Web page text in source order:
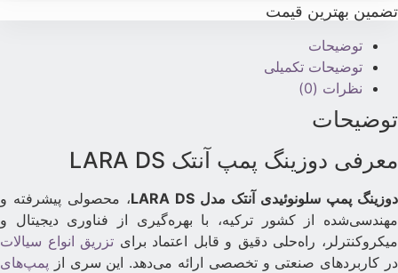
تضمین بهترین قیمت
توضیحات
توضیحات تکمیلی
نظرات (0)
توضیحات
معرفی دوزینگ پمپ آنتک LARA DS
دوزینگ پمپ سلونوئیدی آنتک مدل LARA DS
، محصولی پیشرفته و
مهندسی‌شده از کشور ترکیه، با بهره‌گیری از فناوری دیجیتال و
راه‌حلی دقیق و قابل اعتماد برای تزریق انواع سیالات
در کاربردهای صنعتی و تخصصی ارائه می‌دهد. این سری از پمپ‌های